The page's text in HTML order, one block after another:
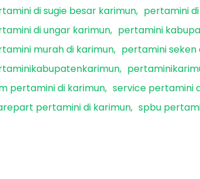
di sugie besar karimun
pertamini
di ungar karimun
pertamini
murah di karimun
pertamini seken
pertamini di karimun service pertamini
pertamini di karimun spbu